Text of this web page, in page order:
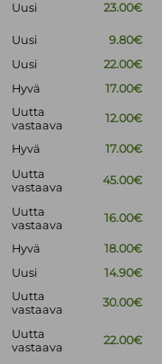
Uusi 23.00€
Uusi
9.80€
Uusi
22.00€
Hyvä 17.00€
Uutta
vastaava
12.00€
Hyvä
17.00€
Uutta
vastaava
45.00€
Uutta
vastaava
16.00€
Hyvä
18.00€
Uusi 14.90€
Uutta
vastaava
30.00€
Uutta
vastaava
22.00€